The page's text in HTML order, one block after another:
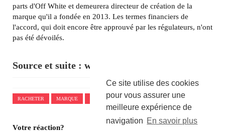
parts d'Off White et demeurera directeur de création de la
marque qu'il a fondée en 2013. Les termes financiers de
l'accord, qui doit encore être approuvé par les régulateurs, n'ont
pas été dévoilés.
Source et suite : www.challenges.fr
RACHETER MARQUE OFF-WHITE VIRGIL
Votre réaction?
Ce site utilise des cookies
pour vous assurer une
meilleure expérience de
navigation En savoir plus